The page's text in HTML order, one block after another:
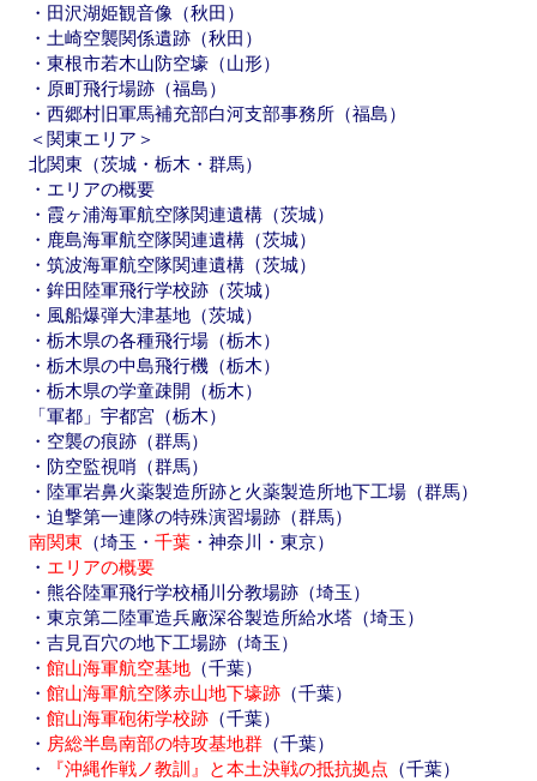
・田沢湖姫観音像（秋田）
・土崎空襲関係遺跡（秋田）
・東根市若木山防空壕（山形）
・原町飛行場跡（福島）
・西郷村旧軍馬補充部白河支部事務所（福島）
＜関東エリア＞
北関東（茨城・栃木・群馬）
・エリアの概要
・霞ヶ浦海軍航空隊関連遺構（茨城）
・鹿島海軍航空隊関連遺構（茨城）
・筑波海軍航空隊関連遺構（茨城）
・鉾田陸軍飛行学校跡（茨城）
・風船爆弾大津基地（茨城）
・栃木県の各種飛行場（栃木）
・栃木県の中島飛行機（栃木）
・栃木県の学童疎開（栃木）
「軍都」宇都宮（栃木）
・空襲の痕跡（群馬）
・防空監視哨（群馬）
・陸軍岩鼻火薬製造所跡と火薬製造所地下工場（群馬）
・迫撃第一連隊の特殊演習場跡（群馬）
南関東 （埼玉・ 千葉 ・神奈川・東京）
・ エリアの概要
・熊谷陸軍飛行学校桶川分教場跡（埼玉）
・東京第二陸軍造兵廠深谷製造所給水塔（埼玉）
・吉見百穴の地下工場跡（埼玉）
・ 館山海軍航空基地 （千葉）
・ 館山海軍航空隊赤山地下壕跡 （千葉）
・ 館山海軍砲術学校跡 （千葉）
・ 房総半島南部の特攻基地群 （千葉）
・
『沖縄作戦ノ教訓』と本土決戦の抵抗拠点 （千葉）